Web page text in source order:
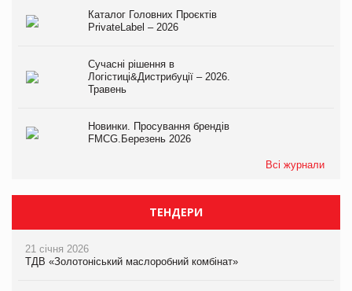
Каталог Головних Проєктів
PrivateLabel – 2026
Сучасні рішення в
Логістиці&Дистрибуції – 2026.
Травень
Новинки. Просування брендів
FMCG.Березень 2026
Всі журнали
ТЕНДЕРИ
21 січня 2026
ТДВ «Золотоніський маслоробний комбінат»